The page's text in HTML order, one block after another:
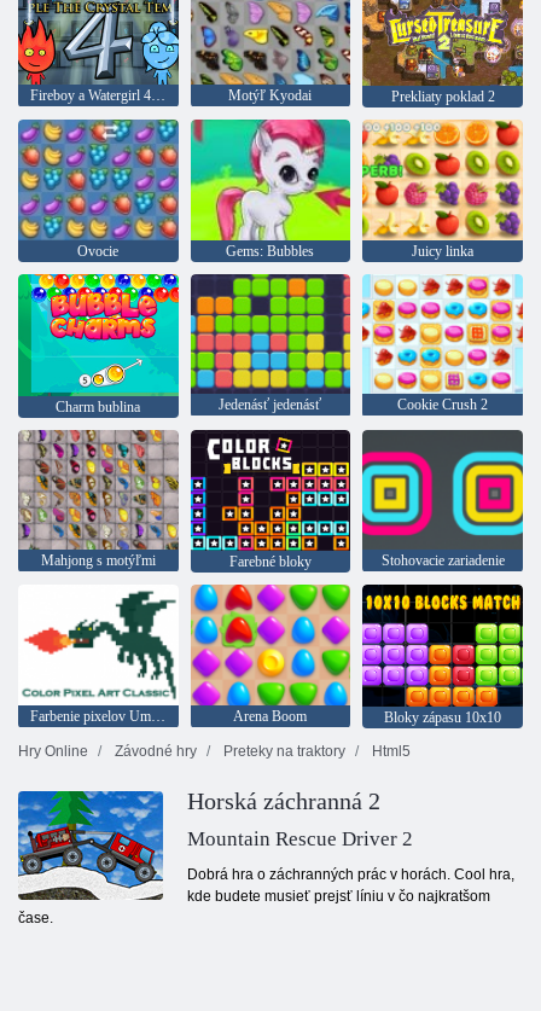
Fireboy a Watergirl 4: Crystal Temple Motýľ Kyodai Prekliaty poklad 2
Ovocie Gems: Bubbles Juicy linka
Charm bublina Jedenásť jedenásť Cookie Crush 2
Mahjong s motýľmi Farebné bloky Stohovacie zariadenie
Farbenie pixelov Umenie klasiky Arena Boom
Bloky zápasu 10x10
Hry Online
Závodné hry Preteky na traktory Html5
Horská záchranná 2
Mountain Rescue Driver 2
Dobrá hra o záchranných prác v horách. Cool hra,
kde budete musieť prejsť líniu v čo najkratšom
čase.